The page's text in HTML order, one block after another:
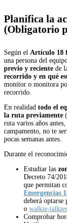
Planifica la
(Obligatorio
Según el Artículo 18
una persona del
previo y reciente de
recorrido y en qué
monitor o monitora
recorrido.
En realidad todo el
la ruta previamente
ruta varios años
campamento, no te
pocas semanas antes.
Durante el
Estudiar las
Decreto 74/
que permitan
Emergencias
deberá
o walkie-talkies
Comprobar